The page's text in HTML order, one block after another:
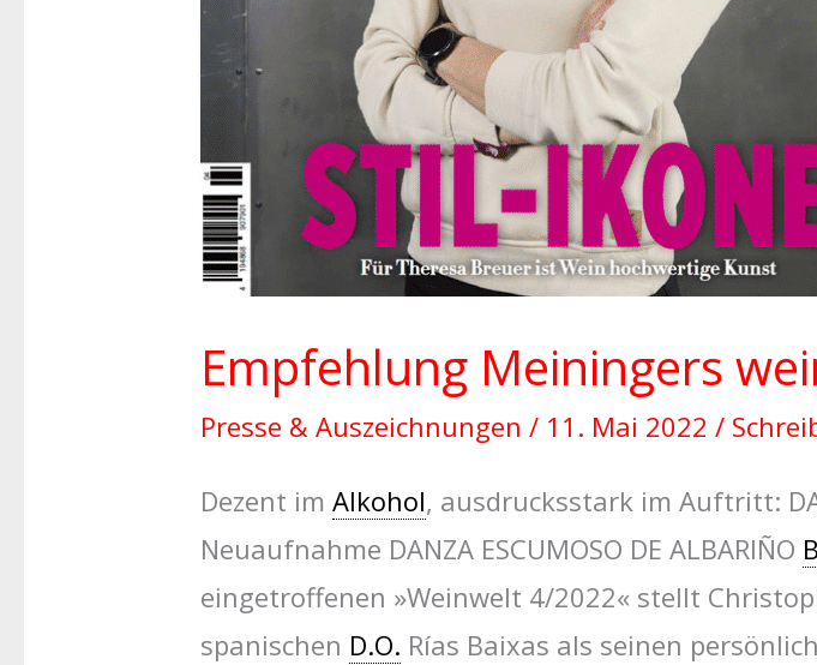
Empfehlung Meiningers
Presse & Auszeichnungen / 11. Mai 2022 /
Dezent im Alkohol, ausdrucksstark im Auftritt:
Neuaufnahme DANZA ESCUMOSO DE ALBARIÑO
eingetroffenen »Weinwelt 4/2022« stellt
spanischen D.O. Rías Baixas als seinen